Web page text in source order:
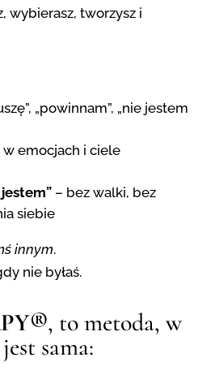
wybierasz, tworzysz i
„powinnam”, „nie jestem
w emocjach i ciele
jestem” – bez walki, bez
siebie
innym.
nie byłaś.
, to metoda, w
sama: